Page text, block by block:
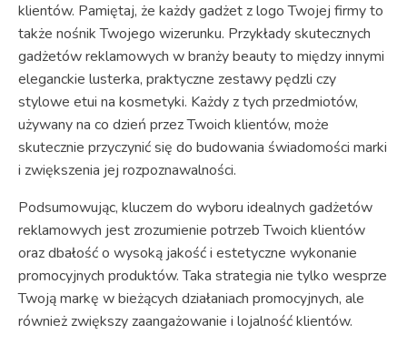
klientów. Pamiętaj, że każdy gadżet z logo Twojej firmy to
także nośnik Twojego wizerunku. Przykłady skutecznych
gadżetów reklamowych w branży beauty to między innymi
eleganckie lusterka, praktyczne zestawy pędzli czy
stylowe etui na kosmetyki. Każdy z tych przedmiotów,
używany na co dzień przez Twoich klientów, może
skutecznie przyczynić się do budowania świadomości marki
i zwiększenia jej rozpoznawalności.
Podsumowując, kluczem do wyboru idealnych gadżetów
reklamowych jest zrozumienie potrzeb Twoich klientów
oraz dbałość o wysoką jakość i estetyczne wykonanie
promocyjnych produktów. Taka strategia nie tylko wesprze
Twoją markę w bieżących działaniach promocyjnych, ale
również zwiększy zaangażowanie i lojalność klientów.